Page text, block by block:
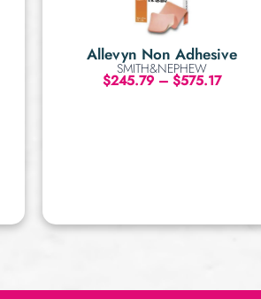
Allevyn Non Adhesive
SMITH&NEPHEW
$245.79 – $575.17